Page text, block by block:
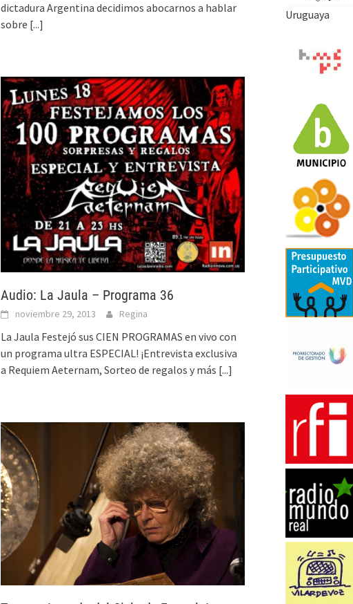
dictadura Argentina decidimos abocarnos a hablar
sobre [...]
Audio: La Jaula – Programa 36
noviembre 29, 2013 Regina
La Jaula Festejó sus CIEN PROGRAMAS en vivo con
un programa ultra ESPECIAL! ¡Entrevista exclusiva
a Requiem Aeternam, Sorteo de regalos y más [...]
Uruguaya